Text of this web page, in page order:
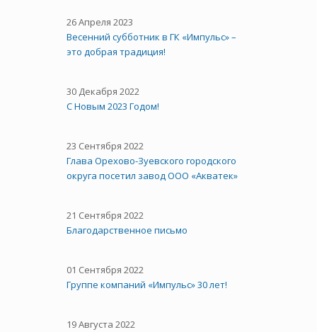
26 Апреля 2023
Весенний субботник в ГК «Импульс» –
это добрая традиция!
30 Декабря 2022
С Новым 2023 Годом!
23 Сентября 2022
Глава Орехово-Зуевского городского
округа посетил завод ООО «Акватек»
21 Сентября 2022
Благодарственное письмо
01 Сентября 2022
Группе компаний «Импульс» 30 лет!
19 Августа 2022